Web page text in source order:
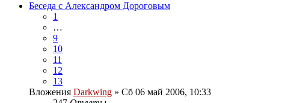
Беседа с Александром Дороговым
1
…
9
10
11
12
13
Вложения Darkwing » Сб 06 май 2006, 10:33